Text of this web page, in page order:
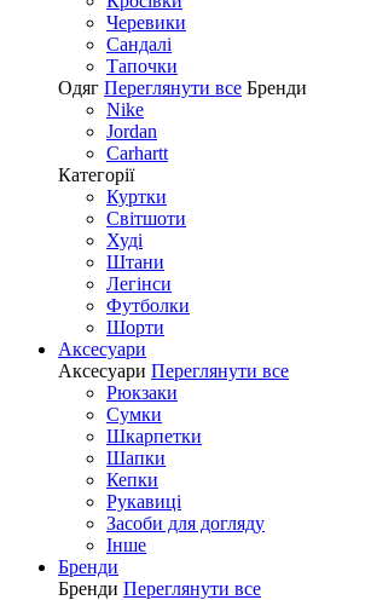
Черевики
Сандалі
Tапочки
Одяг Переглянути все Бренди
Nike
Jordan
Carhartt
Категорії
Куртки
Світшоти
Худі
Штани
Легінси
Футболки
Шорти
Аксесуари
Аксесуари Переглянути все
Рюкзаки
Сумки
Шкарпетки
Шапки
Кепки
Рукавиці
Засоби для догляду
Інше
Бренди
Бренди Переглянути все